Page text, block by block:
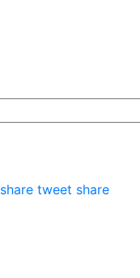
share tweet share